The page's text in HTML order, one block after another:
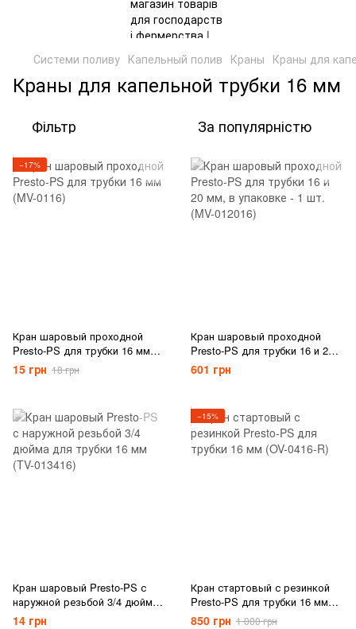
Системи поливу Капельный полив Краны Краны для
Краны для капельной трубки 16 мм
Фільтр За популярністю
−17%
Кран шаровый проходной
Presto-PS для трубки 16 мм
(MV-0116)
15 грн 18 грн
Кран шаровый проходной
Presto-PS для трубки 16 и 20
мм, в упаковке - 1 шт. (MV-
012016)
601 грн
Кран шаровый Presto-PS с
наружной резьбой 3/4 дюйма
для трубки 16 мм (TV-013416)
14 грн
−15%
Кран стартовый с резинкой
Presto-PS для трубки 16 мм
(OV-0416-R)
850 грн 1 000 грн